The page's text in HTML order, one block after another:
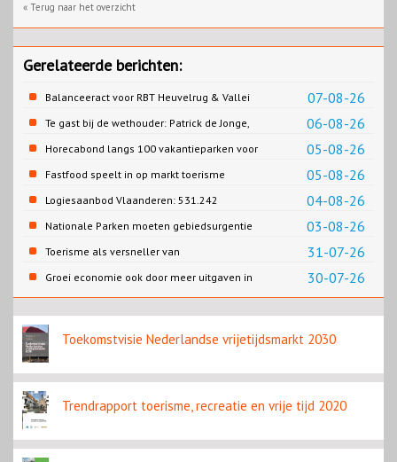
« Terug naar het overzicht
Gerelateerde berichten:
07-08-26
Balanceeract voor RBT Heuvelrug & Vallei
06-08-26
Te gast bij de wethouder: Patrick de Jonge,
Gemeente Emmen
05-08-26
Horecabond langs 100 vakantieparken voor
Cao-recreatie
05-08-26
Fastfood speelt in op markt toerisme
04-08-26
Logiesaanbod Vlaanderen: 531.242
slaapplaatsen
03-08-26
Nationale Parken moeten gebiedsurgentie
en beleidsurgentie verbinden
31-07-26
Toerisme als versneller van
retailtransformatie in Europese
binnensteden
30-07-26
Groei economie ook door meer uitgaven in
horeca
Toekomstvisie Nederlandse vrijetijdsmarkt 2030
Trendrapport toerisme, recreatie en vrije tijd 2020